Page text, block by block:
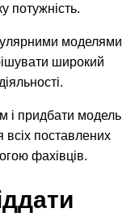
потужність.
моделями
широкий
і придбати модель
всіх поставлених
фахівців.